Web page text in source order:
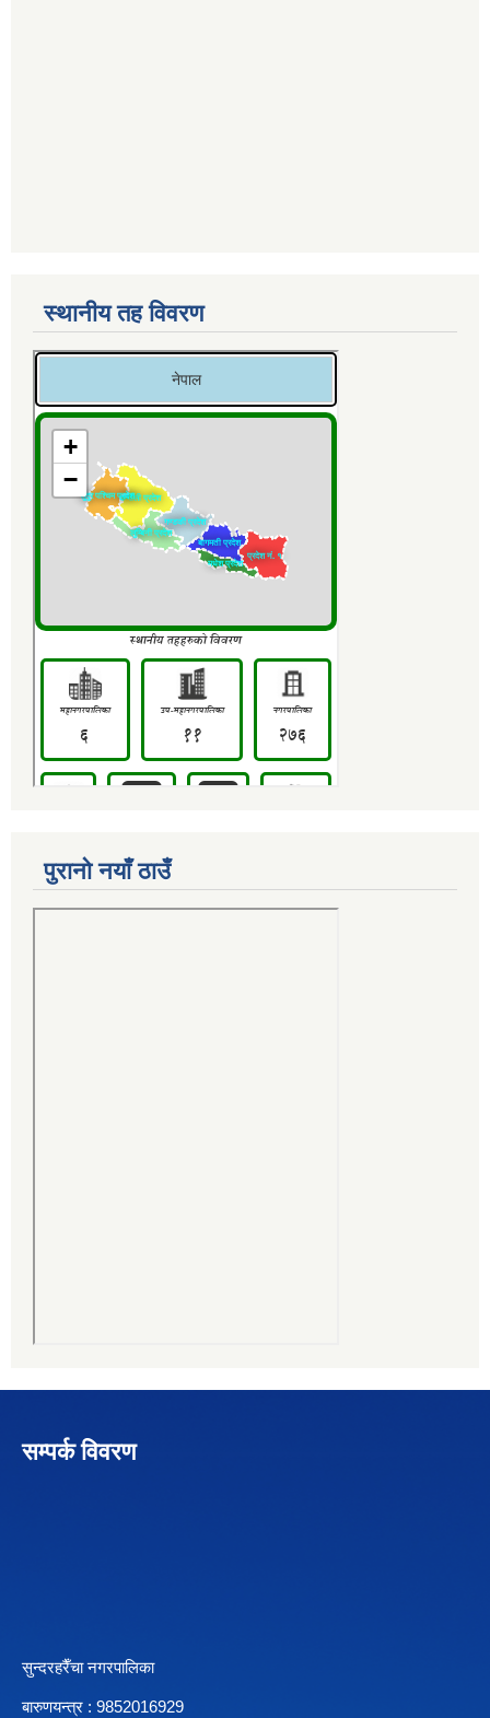
स्थानीय तह विवरण
पुरानो नयाँ ठाउँ
सम्पर्क विवरण
सुन्दरहरैँचा नगरपालिका
बारुणयन्त्र : 9852016929